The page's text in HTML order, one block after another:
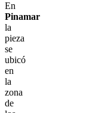
En
Pinamar
la
pieza
se
ubicó
en
la
zona
de